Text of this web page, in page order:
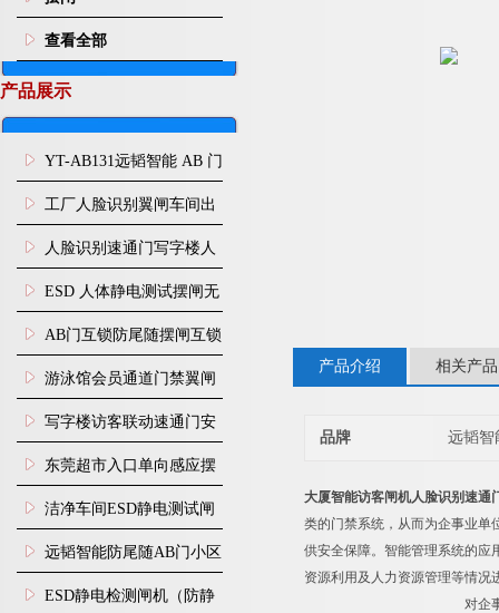
查看全部
产品展示
YT-AB131远韬智能 AB 门
闸机双通道互锁防尾随闸
机
工厂人脸识别翼闸车间出
入口人行通道门禁
人脸识别速通门写字楼人
行通道闸门禁设备
ESD 人体静电测试摆闸无
尘车间防静电闸机
AB门互锁防尾随摆闸互锁
闸机
游泳馆会员通道门禁翼闸
写字楼访客联动速通门安
装
东莞超市入口单向感应摆
闸安装
洁净车间ESD静电测试闸
机
远韬智能防尾随AB门小区
门禁闸机安装
​ESD静电检测闸机（防静
产品介绍 相关产品
品牌 远韬智
大厦智能访客闸机人脸识别速通
类的门禁系统，从而为企事业单
供安全保障。智能管理系统的应
资源利用及人力资源管理等情况
对企